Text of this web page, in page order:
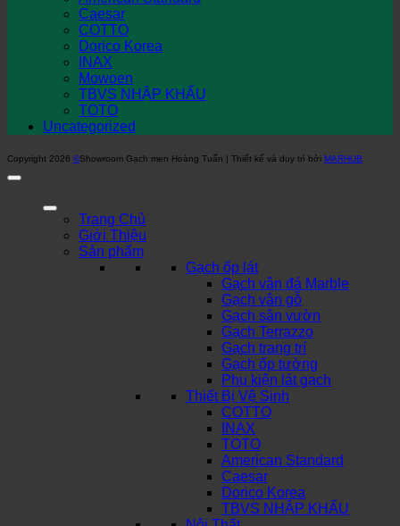
Caesar
COTTO
Dorico Korea
INAX
Mowoen
TBVS NHẬP KHẨU
TOTO
Uncategorized
Copyright 2026 ©Showroom Gạch men Hoàng Tuấn | Thiết kế và duy trì bởi MARHUB
Trang Chủ
Giới Thiệu
Sản phẩm
Gạch ốp lát
Gạch vân đá Marble
Gạch vân gỗ
Gạch sân vườn
Gạch Terrazzo
Gạch trang trí
Gạch ốp tường
Phụ kiện lát gạch
Thiết Bị Vệ Sinh
COTTO
INAX
TOTO
American Standard
Caesar
Dorico Korea
TBVS NHẬP KHẨU